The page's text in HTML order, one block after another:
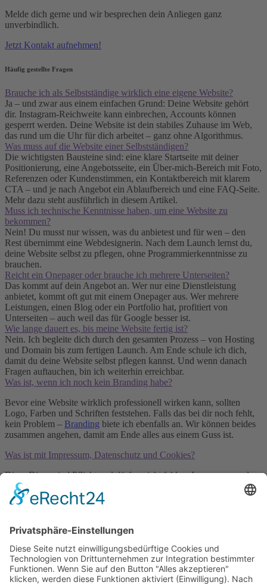
Melde dich gerne und wir besprechen dein Anliegen ganz
unverbindlich.
Jetzt Kontakt aufnehmen!
Häufig gestellte Fragen
Brauche ich als Selbstständige wirklich eine eigene Website?
Ja – und zwar aus einem einfachen Grund: Deine Website gehört
dir. Instagram-Reichweite kann einbrechen, Accounts können
gesperrt werden. Deine Website ist dein stabiles Zuhause im Web,
das rund um die Uhr für dich arbeitet – ganz ohne Algorithmus.
Was muss auf die Website einer Selbstständigen?
Die wichtigsten Bausteine sind: eine klare Startseite mit deiner
Positionierung, eine Angebotsseite, ein Über-mich-Bereich mit Foto,
Referenzen oder Kundenstimmen, ein Kontaktbereich mit klarem
CTA – und je nach Angebot ein Ablaufbereich und eine FAQ-Seite.
Mehr dazu steht ausführlich in diesem Artikel.
Muss ich technische Kenntnisse haben, um eine Website zu
bekommen?
Nein! Du musst nur wissen, was du anbietest und für wen – den
Rest übernimmt eine Webdesignerin. Nach dem Launch lernst du,
deine Website selbst zu pflegen, ohne Programmierkenntnisse zu
brauchen.
Reicht ein Onepager oder brauche ich mehrere Unterseiten?
Das kommt auf dein Angebot an. Wer nur eine Dienstleistung
anbietet, kommt oft gut mit einem Onepager aus. Wer mehrere
Leistungen, einen Blog oder ein Portfolio hat, profitiert von
Unterseiten – auch weil das für Google besser ist.
Wie lange dauert es, bis meine Website fertig ist?
Nein. Ich begleite dich durch den gesamten Prozess – von Hosting
und Domain bis zum fertigen Launch. Am Ende schule ich dich,
damit du deine Website selbst pflegen kannst. Und wenn danach
Fragen auftauchen, bin ich weiterhin erreichbar.
Was ist, wenn ich noch kein Branding habe?
Bevor eine Website wirklich professionell wirken kann, sollten
Logo, Farben und Schriften feststehen. Falls das bei dir noch fehlt,
kein Problem – Branding biete ich ebenfalls an. Wir können beides
zusammen angehen, damit am Ende alles aus einem Guss ist.
Was ist mit Impressum, Datenschutz und Cookies?
Diese Dinge sind Pflicht und dürfen nicht fehlen. Impressum und
Datenschutzerklärung musst du auf jeder kommerziell genutzten
Website einbinden. Ich unterstütze dich dabei, die richtigen Anbieter
für Rechtstexte und Cookie-Banner zu finden – auch das ist Teil
Webdesign für Kreative & Selbstständige
Jetzt Erstgespräch buchen!